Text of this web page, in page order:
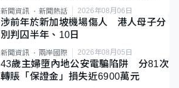
新聞資訊 新聞熱話 2026年08月06日
涉前年於新加坡機場傷人 港人母子分
別判囚半年、10日
新聞資訊 兩岸國際 2026年08月05日
43歲主婦墮內地公安電騙陷阱 分81次
轉賬「保證金」損失近6900萬元